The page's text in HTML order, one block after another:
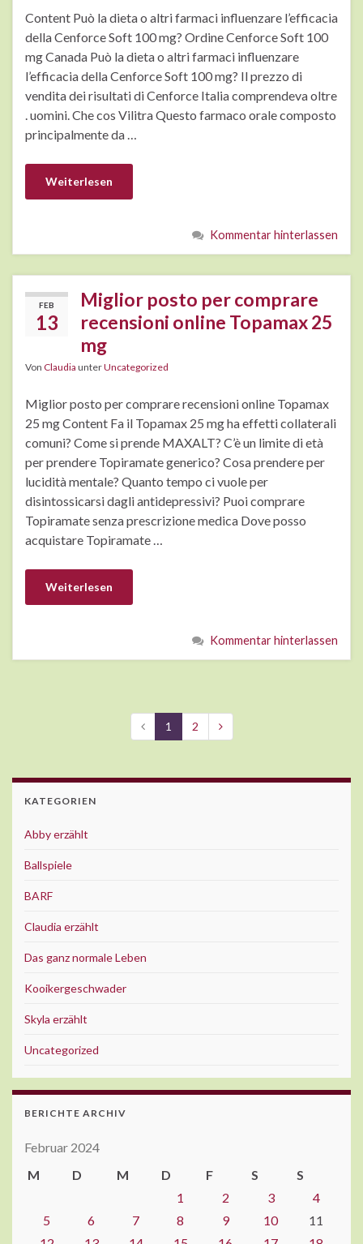
Content Può la dieta o altri farmaci influenzare l’efficacia
della Cenforce Soft 100 mg? Ordine Cenforce Soft 100
mg Canada Può la dieta o altri farmaci influenzare
l’efficacia della Cenforce Soft 100 mg? Il prezzo di
vendita dei risultati di Cenforce Italia comprendeva oltre
. uomini. Che cos Vilitra Questo farmaco orale composto
principalmente da …
Weiterlesen
Kommentar hinterlassen
FEB
13
Miglior posto per comprare
recensioni online Topamax 25
mg
Von Claudia unterUncategorized
Miglior posto per comprare recensioni online Topamax
25 mg Content Fa il Topamax 25 mg ha effetti collaterali
comuni? Come si prende MAXALT? C’è un limite di età
per prendere Topiramate generico? Cosa prendere per
lucidità mentale? Quanto tempo ci vuole per
disintossicarsi dagli antidepressivi? Puoi comprare
Topiramate senza prescrizione medica Dove posso
acquistare Topiramate …
Weiterlesen
Kommentar hinterlassen
1 2
KATEGORIEN
Abby erzählt
Ballspiele
BARF
Claudia erzählt
Das ganz normale Leben
Kooikergeschwader
Skyla erzählt
Uncategorized
BERICHTE ARCHIV
Februar 2024
M
D M D F S
S
1
2 3
4
5
6 7 8 9 10
11